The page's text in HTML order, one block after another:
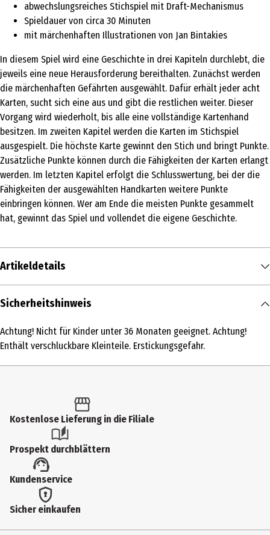
abwechslungsreiches Stichspiel mit Draft-Mechanismus
Spieldauer von circa 30 Minuten
mit märchenhaften Illustrationen von Jan Bintakies
In diesem Spiel wird eine Geschichte in drei Kapiteln durchlebt, die
jeweils eine neue Herausforderung bereithalten. Zunächst werden
die märchenhaften Gefährten ausgewählt. Dafür erhält jeder acht
Karten, sucht sich eine aus und gibt die restlichen weiter. Dieser
Vorgang wird wiederholt, bis alle eine vollständige Kartenhand
besitzen. Im zweiten Kapitel werden die Karten im Stichspiel
ausgespielt. Die höchste Karte gewinnt den Stich und bringt Punkte.
Zusätzliche Punkte können durch die Fähigkeiten der Karten erlangt
werden. Im letzten Kapitel erfolgt die Schlusswertung, bei der die
Fähigkeiten der ausgewählten Handkarten weitere Punkte
einbringen können. Wer am Ende die meisten Punkte gesammelt
hat, gewinnt das Spiel und vollendet die eigene Geschichte.
Artikeldetails
Inhalt
Produkttyp
Altersempfehlung ab
Zielgruppe
Jugendliche|Erwachsene
Hersteller
Sicherheitshinweis
Achtung! Nicht für Kinder unter 36 Monaten geeignet. Achtung!
Enthält verschluckbare Kleinteile. Erstickungsgefahr.
Kostenlose Lieferung in die Filiale
Prospekt durchblättern
Kundenservice
Sicher einkaufen